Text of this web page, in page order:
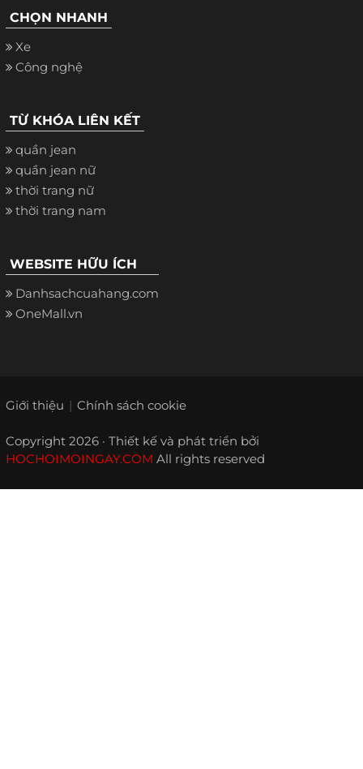
CHỌN NHANH
Xe
Công nghệ
TỪ KHÓA LIÊN KẾT
quần jean
quần jean nữ
thời trang nữ
thời trang nam
WEBSITE HỮU ÍCH
Danhsachcuahang.com
OneMall.vn
Giới thiệu Chính sách cookie
Copyright 2026 · Thiết kế và phát triển bởi
HOCHOIMOINGAY.COM All rights reserved